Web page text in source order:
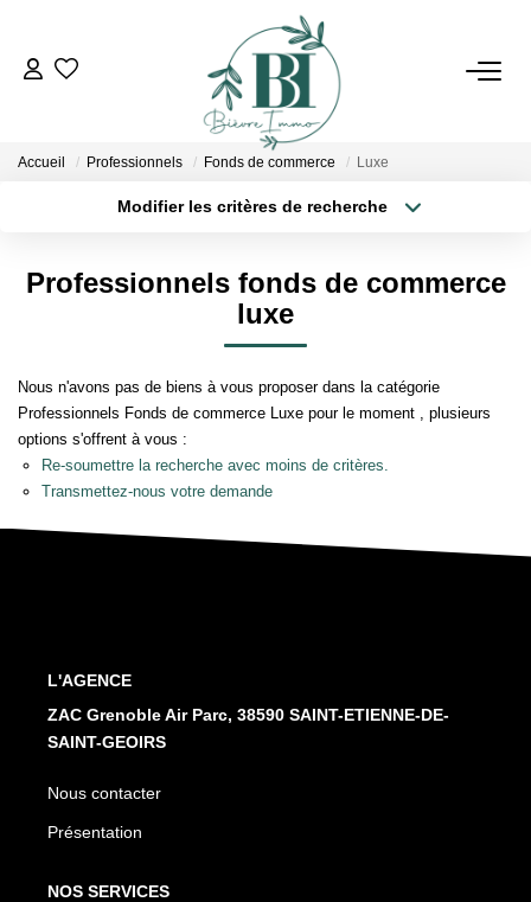
ACHETER
L'AGENCE
Qui Sommes Nous
Notre Équipe
Nos Services
Accueil Professionnels Fonds de commerce Luxe
Modifier les critères de recherche
Professionnels fonds de commerce
luxe
Nous n'avons pas de biens à vous proposer dans la catégorie
Professionnels Fonds de commerce Luxe pour le moment , plusieurs
options s'offrent à vous :
Re-soumettre la recherche avec moins de critères.
Transmettez-nous votre demande
L'AGENCE
ZAC Grenoble Air Parc, 38590 SAINT-ETIENNE-DE-
SAINT-GEOIRS
Nous contacter
Présentation
NOS SERVICES